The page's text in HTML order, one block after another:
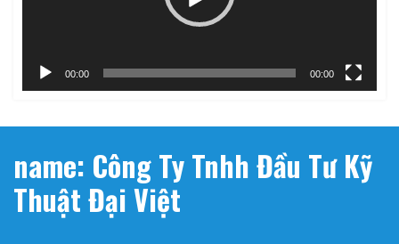
00:00 00:00
name: Công Ty Tnhh Đầu Tư Kỹ
Thuật Đại Việt